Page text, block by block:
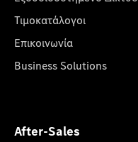
Τιμοκατάλογοι
Επικοινωνία
Business Solutions
After-Sales